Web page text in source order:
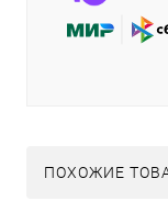
ПОХОЖИЕ